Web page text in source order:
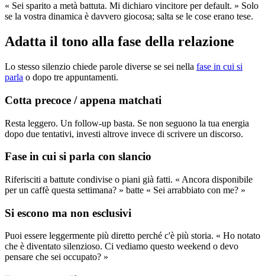
« Sei sparito a metà battuta. Mi dichiaro vincitore per default. » Solo
se la vostra dinamica è davvero giocosa; salta se le cose erano tese.
Adatta il tono alla fase della relazione
Lo stesso silenzio chiede parole diverse se sei nella fase in cui si
parla o dopo tre appuntamenti.
Cotta precoce / appena matchati
Resta leggero. Un follow-up basta. Se non seguono la tua energia
dopo due tentativi, investi altrove invece di scrivere un discorso.
Fase in cui si parla con slancio
Riferisciti a battute condivise o piani già fatti. « Ancora disponibile
per un caffè questa settimana? » batte « Sei arrabbiato con me? »
Si escono ma non esclusivi
Puoi essere leggermente più diretto perché c'è più storia. « Ho notato
che è diventato silenzioso. Ci vediamo questo weekend o devo
pensare che sei occupato? »